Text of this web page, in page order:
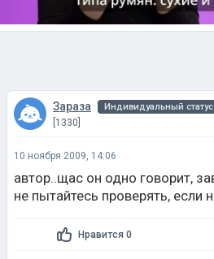
Зараза Индивидуальный статус
[1330]
10 ноября 2009, 14:06
автор..щас он одно говорит,
не пытайтесь проверять, если
Нравится 0